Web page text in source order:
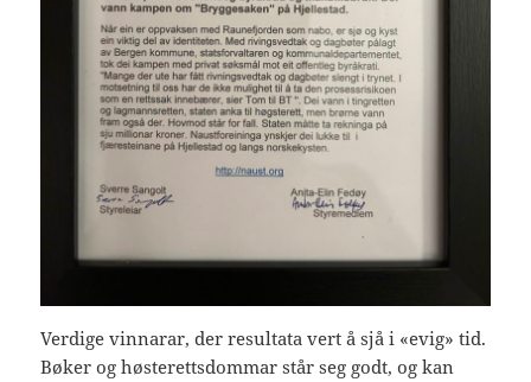
Verdige vinnarar, der resultata vert å sjå i «evig» tid.
Bøker og høsterettsdommar står seg godt, og kan